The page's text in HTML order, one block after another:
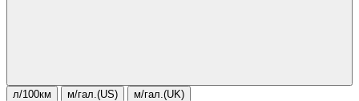
л/100км м/гал.(US) м/гал.(UK)